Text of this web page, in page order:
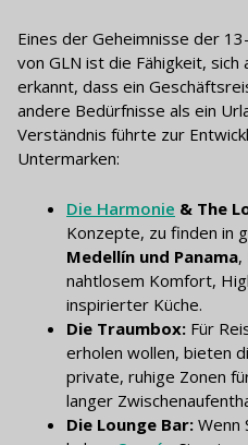
Eines der Geheimnisse der
von GLN ist die Fähigkeit, sich
erkannt, dass ein
andere Bedürfnisse als ein
Verständnis führte zur
Untermarken:
Die Harmonie & The
Konzepte, zu finden in
Medellín und Panama,
nahtlosem Komfort,
inspirierter Küche.
Die Traumbox: Für
erholen wollen, bieten
private, ruhige Zonen
langer
Die Lounge Bar: Wenn